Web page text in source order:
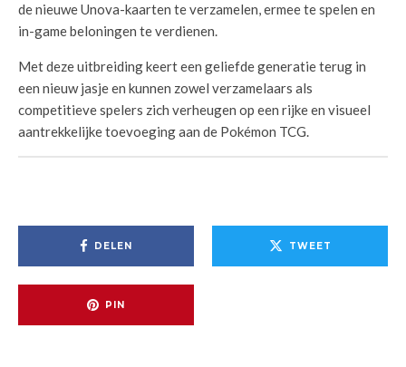
de nieuwe Unova-kaarten te verzamelen, ermee te spelen en
in-game beloningen te verdienen.
Met deze uitbreiding keert een geliefde generatie terug in
een nieuw jasje en kunnen zowel verzamelaars als
competitieve spelers zich verheugen op een rijke en visueel
aantrekkelijke toevoeging aan de Pokémon TCG.
DELEN TWEET
PIN